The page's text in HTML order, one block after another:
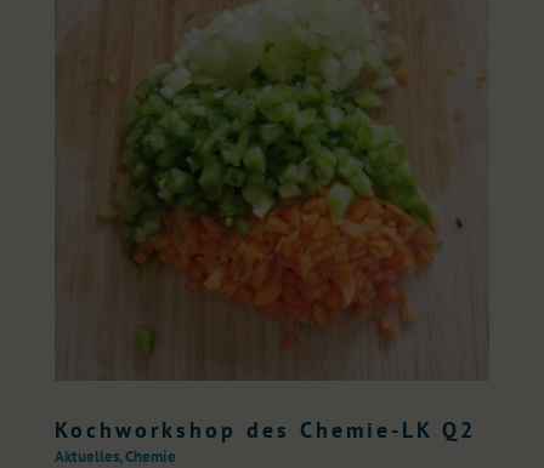
Kochworkshop des Chemie-LK Q2
Aktuelles,Chemie